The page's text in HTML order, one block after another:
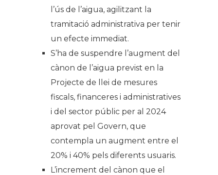
l’ús de l’aigua, agilitzant la
tramitació administrativa per tenir
un efecte immediat.
S’ha de suspendre l’augment del
cànon de l’aigua previst en la
Projecte de llei de mesures
fiscals, financeres i administratives
i del sector públic per al 2024
aprovat pel Govern, que
contempla un augment entre el
20% i 40% pels diferents usuaris.
L’increment del cànon que el